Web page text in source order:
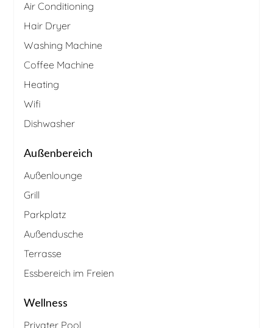
Air Conditioning
Hair Dryer
Washing Machine
Coffee Machine
Heating
Wifi
Dishwasher
Außenbereich
Außenlounge
Grill
Parkplatz
Außendusche
Terrasse
Essbereich im Freien
Wellness
Privater Pool